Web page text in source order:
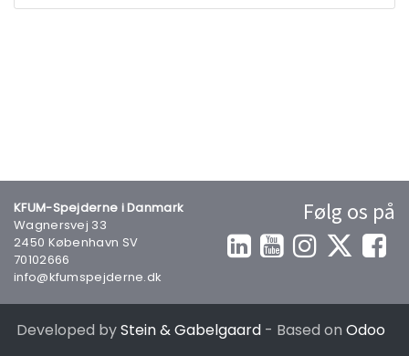
KFUM-Spejderne i Danmark
Wagnersvej 33
2450 København SV
70102666
info@kfumspejderne.dk
Følg os på
Developed byStein & Gabelgaard - Based on Odoo